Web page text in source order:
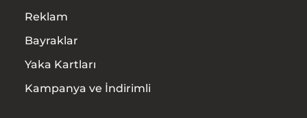
Reklam
Bayraklar
Yaka Kartları
Kampanya ve İndirimli